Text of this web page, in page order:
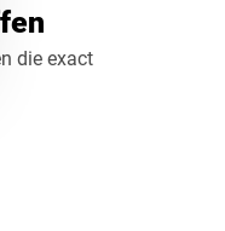
die exact